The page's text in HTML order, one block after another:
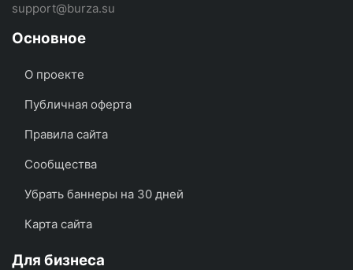
support@burza.su
Основное
О проекте
Публичная оферта
Правила сайта
Сообщества
Убрать баннеры на 30 дней
Карта сайта
Для бизнеса